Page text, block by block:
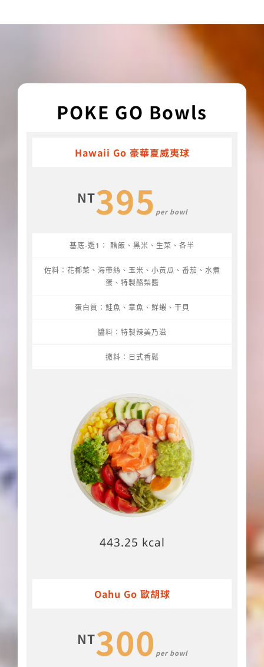
POKE GO Bowls
Hawaii Go 豪華夏威夷球
NT395 per bowl
基底-選1： 醋飯、黑米、生菜、各半
佐料：花椰菜、海帶絲、玉米、小黃瓜、番茄、水煮
蛋、特製酪梨醬
蛋白質：鮭魚、章魚、鮮蝦、干貝
醬料：特製辣美乃滋
撒料：日式香鬆
443.25 kcal
Oahu Go 歐胡球
NT300 per bowl